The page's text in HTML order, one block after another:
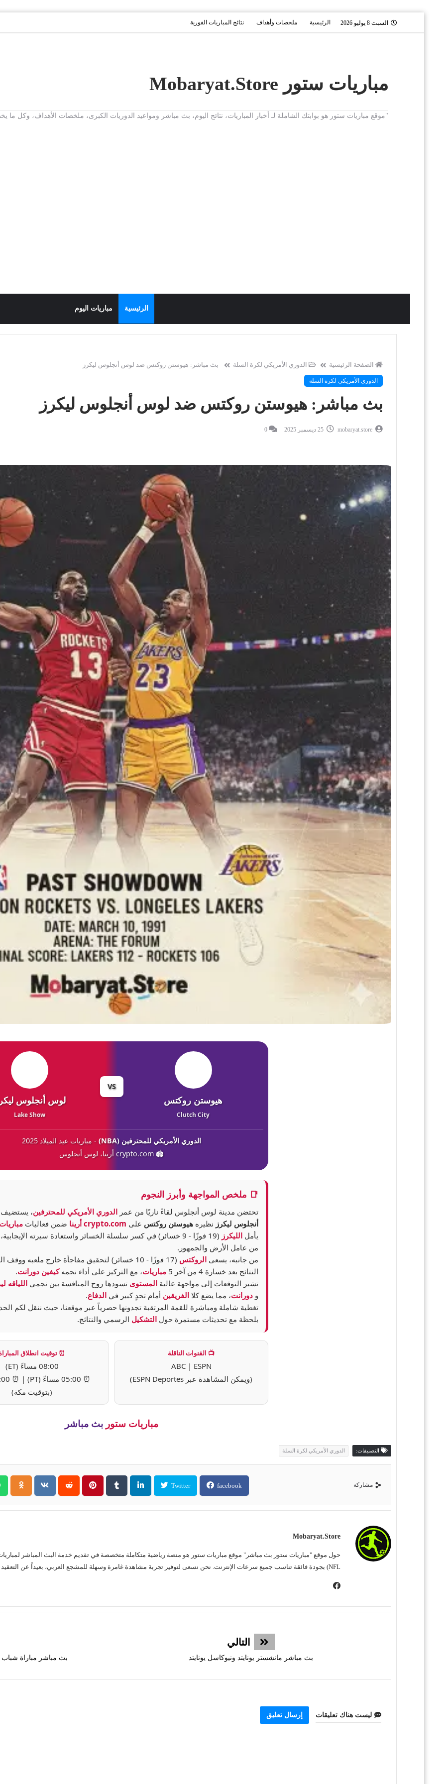
السبت 8 يوليو 2026 الرئيسية ملخصات وأهداف نتائج المباريات الفورية
مباريات ستور Mobaryat.Store
"موقع مباريات ستور هو بوابتك الشاملة لـ أخبار المباريات، نتائج اليوم، بث مباشر ومواعيد الدوريات الكبرى، ملخصات الأهداف،
الرئيسية مباريات اليوم
الصفحة الرئيسية الدوري الأمريكي لكرة السلة بث مباشر: هيوستن روكتس ضد لوس أنجلوس ليكرز
الدوري الأمريكي لكرة السلة
بث مباشر: هيوستن روكتس ضد لوس أنجلوس ليكرز
mobaryat.store 25 ديسمبر 2025 0
هيوستن روكتس
Clutch City
VS
لوس أنجلوس
Lake Show
الدوري الأمريكي للمحترفين (NBA)
- مباريات عيد الميلاد 2025
🏟️ crypto.com أرينا، لوس أنجلوس
📑 ملخص المواجهة وأبرز النجوم
تحتضن مدينة لوس أنجلوس لقاءً ناريًا من عمر الدوري الأمريكي للمحترفين، يستضيف
أنجلوس ليكرز نظيره هيوستن روكتس على crypto.com أرينا ضمن فعاليات
يأمل الليكرز
(19 فوزًا - 9 خسائر) في كسر سلسلة الخسائر واستعادة سيرته
من عامل الأرض والجمهور.
من جانبه، يسعى الروكتس
(17 فوزًا - 10 خسائر) لتحقيق مفاجأة خارج ملعبه
النتائج بعد خسارة 4 من آخر 5
مباريات، مع التركيز على أداء نجمهكيفين دورانت.
تشير التوقعات إلى مواجهة عالية المستوى تسودها روح المنافسة بين نجمي اللياقه
و دورانت، مما يضع كلا الفريقين أمام تحدٍ كبير في الدفاع.
تغطية شاملة ومباشرة للقمة المرتقبة تجدونها حصرياً عبر موقعنا، حيث ننقل لكم
بلحظة مع تحديثات مستمرة حول التشكيل الرسمي والنتائج.
📺 القنوات الناقلة
ABC | ESPN
(ويمكن المشاهدة عبر ESPN Deportes)
⏰ توقيت انطلاق
08:00 مساءً (ET)
(بتوقيت مكة)
مباريات ستور بث مباشر
التصنيفات: الدوري الأمريكي لكرة السلة
مشاركة facebook
Twitter
Mobaryat.store
NFL) بجودة فائقة تناسب جميع سرعات الإنترنت. نحن نسعى لتوفير تجربة مشاهدة غامرة وسهلة للمشجع العربي، بعيداً عن التعقيد وبأقل قدر من الإعلانات المزعجة.
التالي
بث مباشر مانشستر يونايتد ونيوكاسل يونايتد بث مباشر مباراة
ليست هناك تعليقات إرسال تعليق